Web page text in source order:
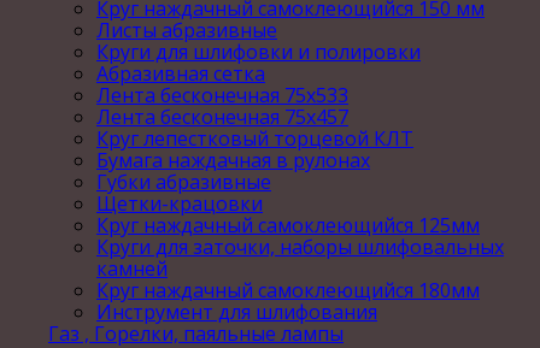
Круг наждачный самоклеющийся 150 мм
Листы абразивные
Круги для шлифовки и полировки
Абразивная сетка
Лента бесконечная 75х533
Лента бесконечная 75х457
Круг лепестковый торцевой КЛТ
Бумага наждачная в рулонах
Губки абразивные
Щетки-крацовки
Круг наждачный самоклеющийся 125мм
Круги для заточки, наборы шлифовальных
камней
Круг наждачный самоклеющийся 180мм
Инструмент для шлифования
Газ , Горелки, паяльные лампы